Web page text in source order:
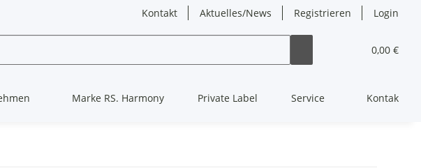
Kontakt Aktuelles/News Registrieren Login
0,00 €
Marke RS. Harmony Private Label Service Kontakt